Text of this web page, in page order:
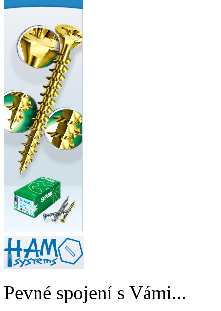
Pevné spojení s Vámi...